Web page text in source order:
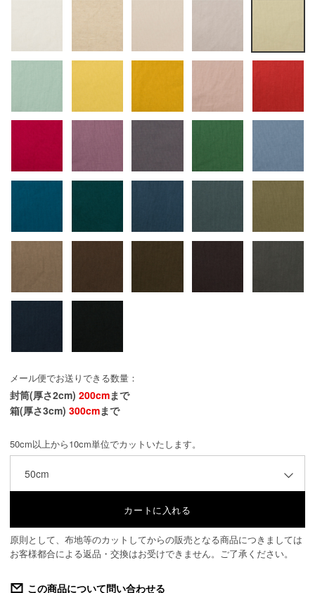
メール便でお送りできる数量：
封筒(厚さ2cm) 200cmまで
箱(厚さ3cm) 300cmまで
50cm以上から10cm単位でカットいたします。
50cm
原則として、布地等のカットしてからの販売となる商品につきましては
お客様都合による返品・交換はお受けできません。ご了承ください。
この商品について問い合わせる